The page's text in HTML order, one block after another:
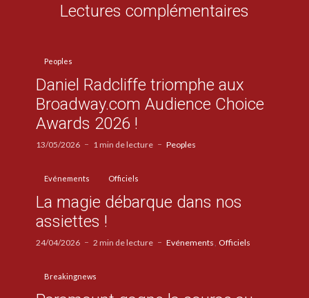
Lectures complémentaires
Peoples
Daniel Radcliffe triomphe aux
Broadway.com Audience Choice
Awards 2026 !
13/05/2026 1 min de lecture Peoples
Evénements Officiels
La magie débarque dans nos
assiettes !
24/04/2026 2 min de lecture Evénements Officiels
Breakingnews